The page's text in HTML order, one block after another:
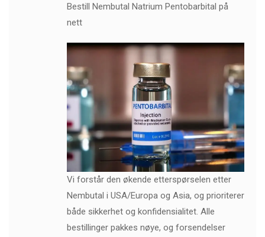
Bestill Nembutal Natrium Pentobarbital på
nett
Vi forstår den økende etterspørselen etter
Nembutal i USA/Europa og Asia, og prioriterer
både sikkerhet og konfidensialitet. Alle
bestillinger pakkes nøye, og forsendelser